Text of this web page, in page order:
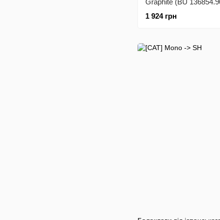
Graphite (BU
1 924 грн